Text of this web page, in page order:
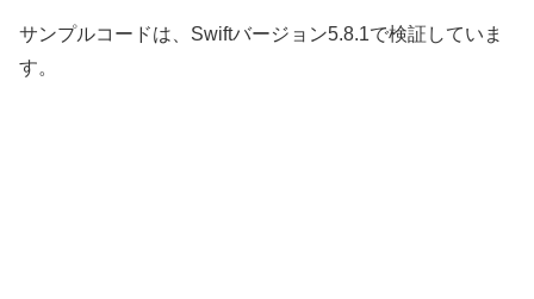
サンプルコードは、Swiftバージョン5.8.1で検証していま
す。